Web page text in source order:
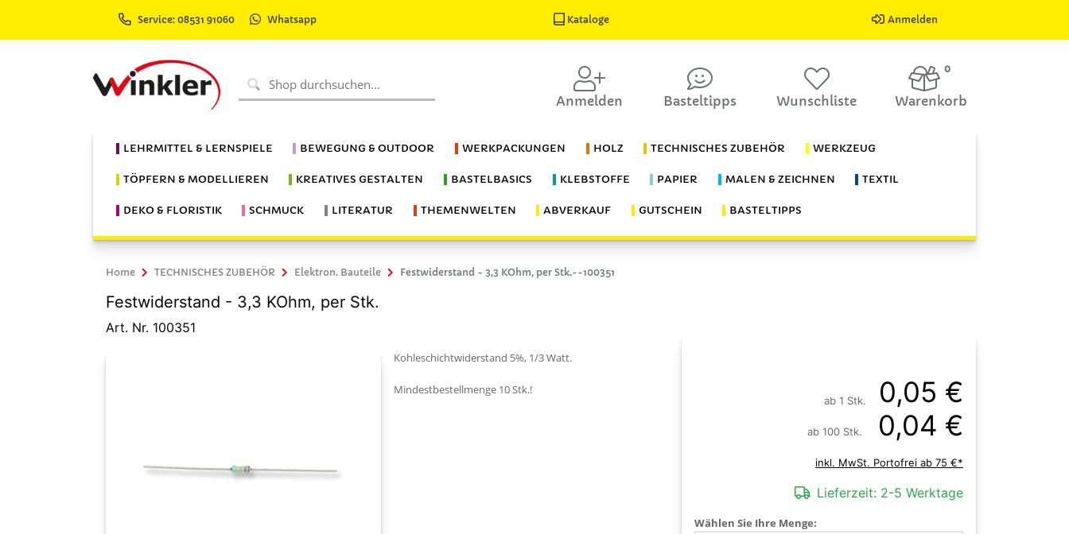
Service: 08531 91060 Whatsapp Kataloge Anmelden
Anmelden Basteltipps Wunschliste
0
Warenkorb
LEHRMITTEL & LERNSPIELE BEWEGUNG & OUTDOOR WERKPACKUNGEN HOLZ TECHNISCHES ZUBEHÖR WERKZEUG
TÖPFERN & MODELLIEREN KREATIVES GESTALTEN BASTELBASICS KLEBSTOFFE PAPIER MALEN & ZEICHNEN TEXTIL
DEKO & FLORISTIK SCHMUCK LITERATUR THEMENWELTEN ABVERKAUF GUTSCHEIN BASTELTIPPS
Home TECHNISCHES ZUBEHÖR Elektron. Bauteile Festwiderstand - 3,3 KOhm, per Stk.--100351
Festwiderstand - 3,3 KOhm, per Stk.
Art. Nr. 100351
Kohleschichtwiderstand 5%, 1/3 Watt.
Mindestbestellmenge 10 Stk.!
ab 1 Stk. 0,05 €
ab 100 Stk. 0,04 €
inkl. MwSt. Portofrei ab 75 €*
Lieferzeit: 2-5 Werktage
Wählen Sie Ihre Menge: